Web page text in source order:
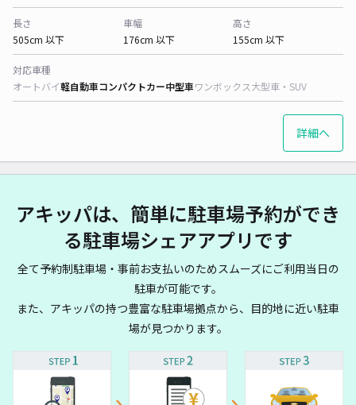
長さ
505cm 以下
車幅
176cm 以下
高さ
155cm 以下
対応車種
オートバイ軽自動車コンパクトカー中型車ワンボックス大型車・SUV
詳細へ
アキッパは、簡単に駐車場予約ができ
る駐車場シェアアプリです
全て予約制駐車場・事前お支払いのためスムーズにご利用当日の
駐車が可能です。
また、アキッパの持つ豊富な駐車場拠点から、目的地に近い駐車
場が見つかります。